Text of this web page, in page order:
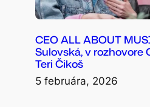
CEO ALL ABOUT
Sulovská, v rozhovore
Teri Čikoš
5 februára, 2026